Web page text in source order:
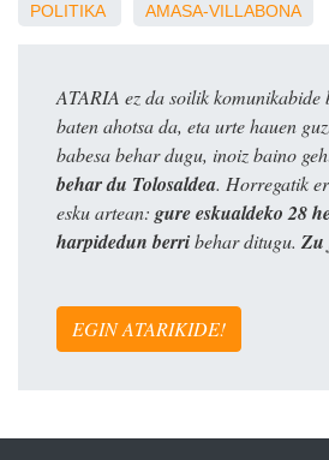
POLITIKA AMASA-VILLABONA
ATARIA ez da soilik komunikabide
baten ahotsa da, eta urte hauen
babesa behar dugu, inoiz baino
behar du Tolosaldea. Horregatik
esku artean: gure eskualdeko 28
harpidedun berribehar ditugu. Zu
EGIN ATARIKIDE!